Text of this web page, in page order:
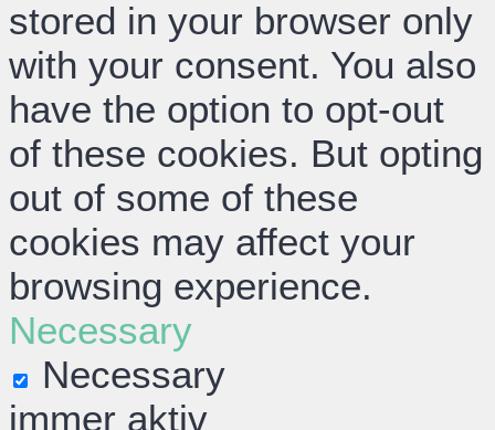
stored in your browser only
with your consent. You also
have the option to opt-out
of these cookies. But opting
out of some of these
cookies may affect your
browsing experience.
Necessary
Necessary
immer aktiv